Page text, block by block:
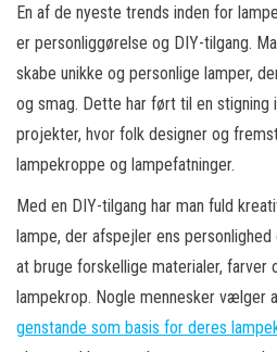
En af de nyeste trends inden for
er personliggørelse og DIY-tilgang.
skabe unikke og personlige lamper,
og smag. Dette har ført til en stigning
projekter, hvor folk designer og
lampekroppe og lampefatninger.
Med en DIY-tilgang har man fuld
lampe, der afspejler ens
at bruge forskellige materialer, farver
lampekrop. Nogle mennesker vælger
genstande som basis for deres